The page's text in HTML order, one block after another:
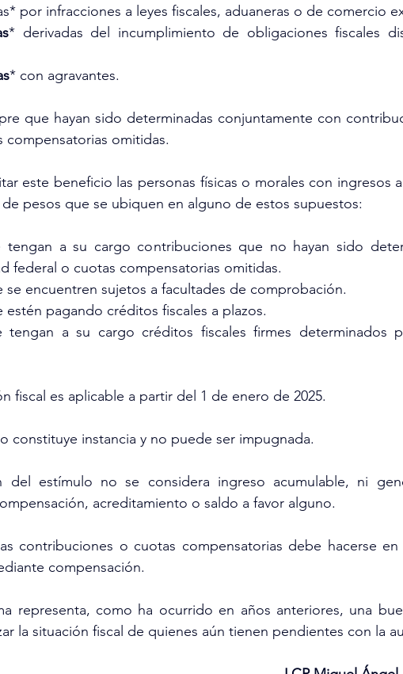
por infracciones a leyes fiscales, aduaneras o de comercio
* derivadas del incumplimiento de obligaciones fiscales
* con agravantes.
que hayan sido determinadas conjuntamente con
compensatorias omitidas.
este beneficio las personas físicas o morales con ingresos
de pesos que se ubiquen en alguno de estos supuestos:
tengan a su cargo contribuciones que no hayan sido
federal o cuotas compensatorias omitidas.
se encuentren sujetos a facultades de comprobación.
estén pagando créditos fiscales a plazos.
tengan a su cargo créditos fiscales firmes determinados
fiscal es aplicable a partir del 1 de enero de 2025.
constituye instancia y no puede ser impugnada.
del estímulo no se considera ingreso acumulable, ni
acreditamiento o saldo a favor alguno.
contribuciones o cuotas compensatorias debe hacerse
compensación.
representa, como ha ocurrido en años anteriores, una
la situación fiscal de quienes aún tienen pendientes con la